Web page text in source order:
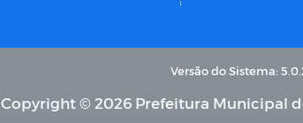
Versão do Sistema:
Copyright © 2026 Prefeitura Municipal